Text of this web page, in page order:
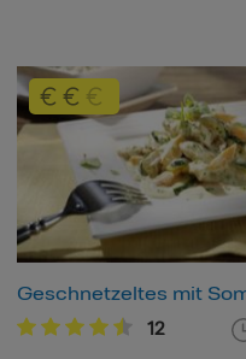
Geschnetzeltes mit
12